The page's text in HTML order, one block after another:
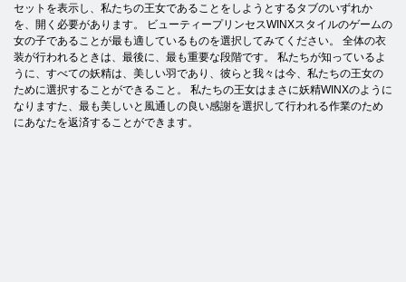
セットを表示し、私たちの王女であることをしようとするタブのいずれか
を、開く必要があります。 ビューティープリンセスWINXスタイルのゲームの
女の子であることが最も適しているものを選択してみてください。 全体の衣
装が行われるときは、最後に、最も重要な段階です。 私たちが知っているよ
うに、すべての妖精は、美しい羽であり、彼らと我々は今、私たちの王女の
ために選択することができること。 私たちの王女はまさに妖精WINXのように
なりますた、最も美しいと風通しの良い感謝を選択して行われる作業のため
にあなたを返済することができます。